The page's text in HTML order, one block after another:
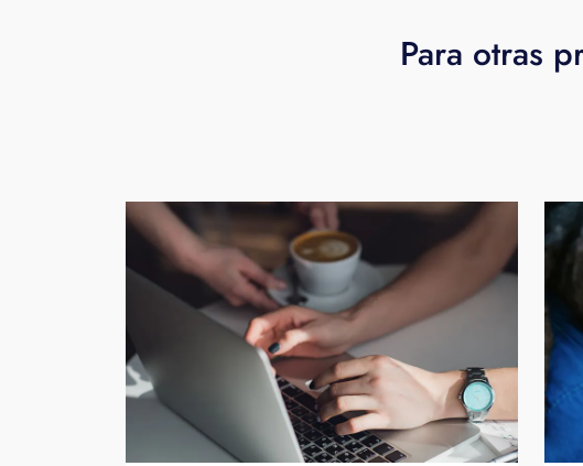
Si está utilizando un dispositivo de transmisión
para obtener más información. Si
para obtener más información.
o un navegador web. Si sigue teniendo
noche al 423-648-1372
Para otras